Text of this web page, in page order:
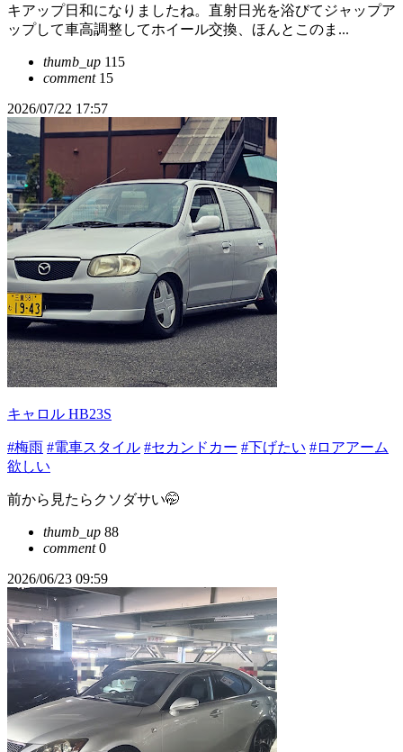
キアップ日和になりましたね。直射日光を浴びてジャップア
ップして車高調整してホイール交換、ほんとこのま...
thumb_up 115
comment15
2026/07/22 17:57
キャロル HB23S
#梅雨 #電車スタイル #セカンドカー #下げたい #ロアアーム
欲しい
前から見たらクソダサい🤭
thumb_up 88
comment0
2026/06/23 09:59